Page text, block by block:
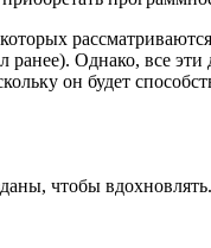
которых
Однако, все
он будет
чтобы